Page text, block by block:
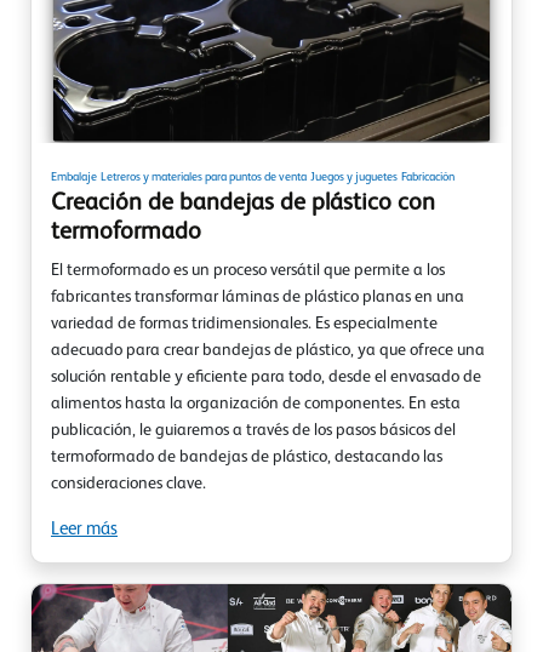
Embalaje Letreros y materiales para puntos de venta Juegos y juguetes Fabricación
Creación de bandejas de plástico con
termoformado
El termoformado es un proceso versátil que permite a los
fabricantes transformar láminas de plástico planas en una
variedad de formas tridimensionales. Es especialmente
adecuado para crear bandejas de plástico, ya que ofrece una
solución rentable y eficiente para todo, desde el envasado de
alimentos hasta la organización de componentes. En esta
publicación, le guiaremos a través de los pasos básicos del
termoformado de bandejas de plástico, destacando las
consideraciones clave.
Leer más